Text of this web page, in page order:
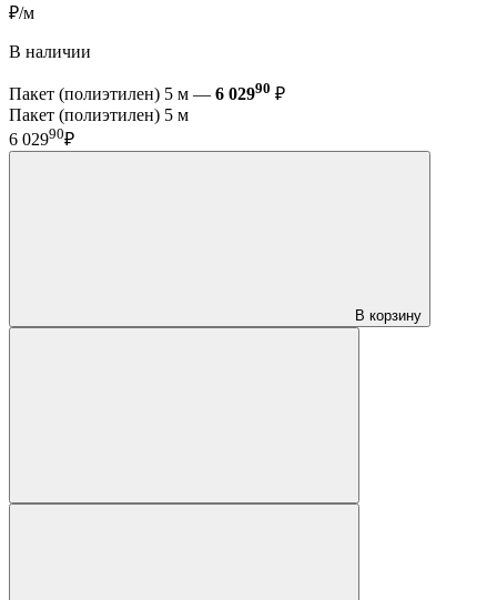
₽/м
В наличии
Пакет (полиэтилен) 5 м — 6 02990 ₽
Пакет (полиэтилен) 5 м
6 02990₽
В корзину